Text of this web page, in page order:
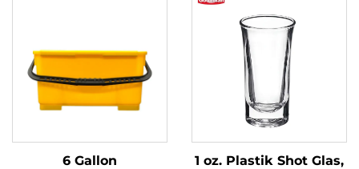
6 Gallon
1 oz. Plastik Shot Glas,